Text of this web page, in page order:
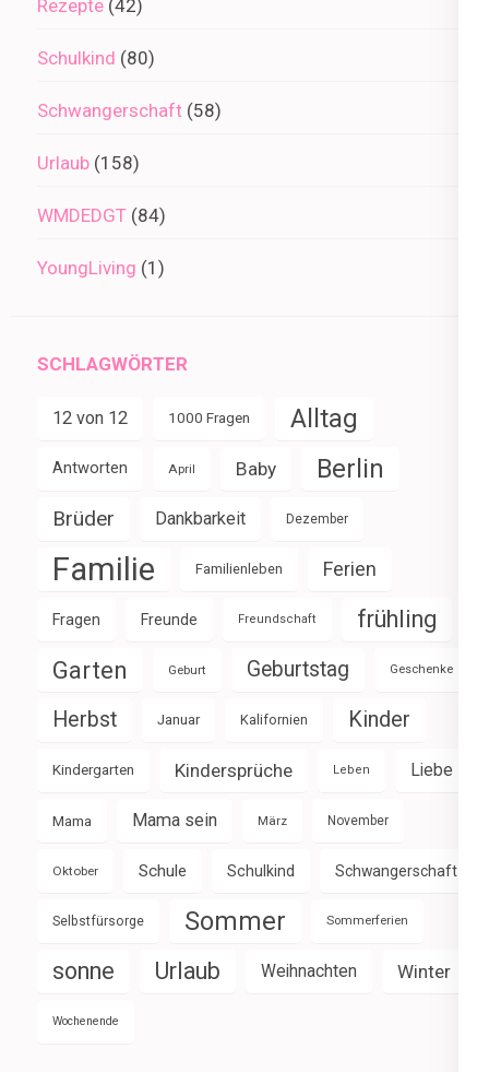
Rezepte (42)
Schulkind (80)
Schwangerschaft (58)
Urlaub (158)
WMDEDGT (84)
YoungLiving (1)
SCHLAGWÖRTER
12 von 12 1000 Fragen Alltag
Antworten April Baby Berlin
Brüder Dankbarkeit Dezember
Familie Familienleben Ferien
Fragen Freunde Freundschaft frühling
Garten Geburt Geburtstag Geschenke
Herbst Januar Kalifornien Kinder
Kindergarten Kindersprüche Leben Liebe
Mama Mama sein März November
Oktober Schule Schulkind Schwangerschaft
Selbstfürsorge Sommer Sommerferien
sonne Urlaub Weihnachten Winter
Wochenende